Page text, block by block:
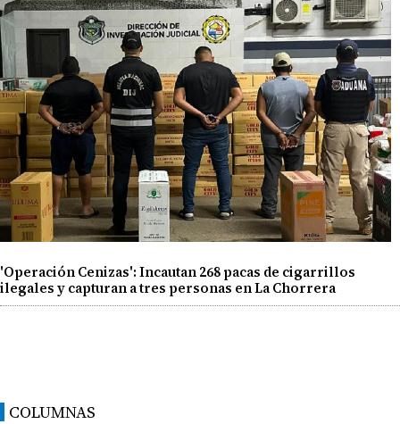
'Operación Cenizas': Incautan 268 pacas de cigarrillos
ilegales y capturan a tres personas en La Chorrera
COLUMNAS